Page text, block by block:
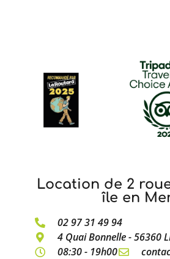
Location de 2
île en
02 97 31 49 94
4 Quai Bonnelle - 56360
08:30 - 19h00